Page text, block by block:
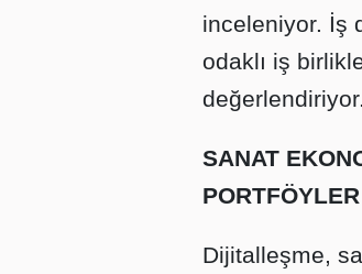
inceleniyor. İş
odaklı iş
değerlendiriyor.
SANAT
Dijitalleşme,